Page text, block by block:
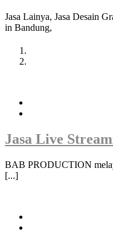
Jasa Lainya, Jasa Desain
in Bandung,
Jasa Live
BAB PRODUCTION
[...]